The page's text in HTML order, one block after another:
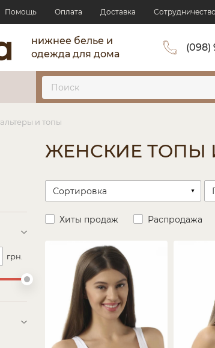
Помощь Оплата Доставка Сотрудничество
нижнее белье и
одежда для дома
(098)
и топы
грн.
ЖЕНСКИЕ ТОПЫ
Хиты продаж Распродажа